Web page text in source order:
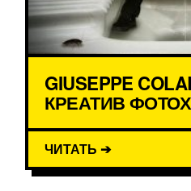
GIUSEPPE
КРЕАТИВ
ЧИТАТЬ ➔